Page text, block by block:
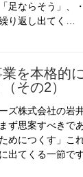
足ならそう」、
り返し出てく…
を本格的
（その2）
ズ株式会社の岩
ず思案すべきで
めにつくす」こ
出てくる一節で